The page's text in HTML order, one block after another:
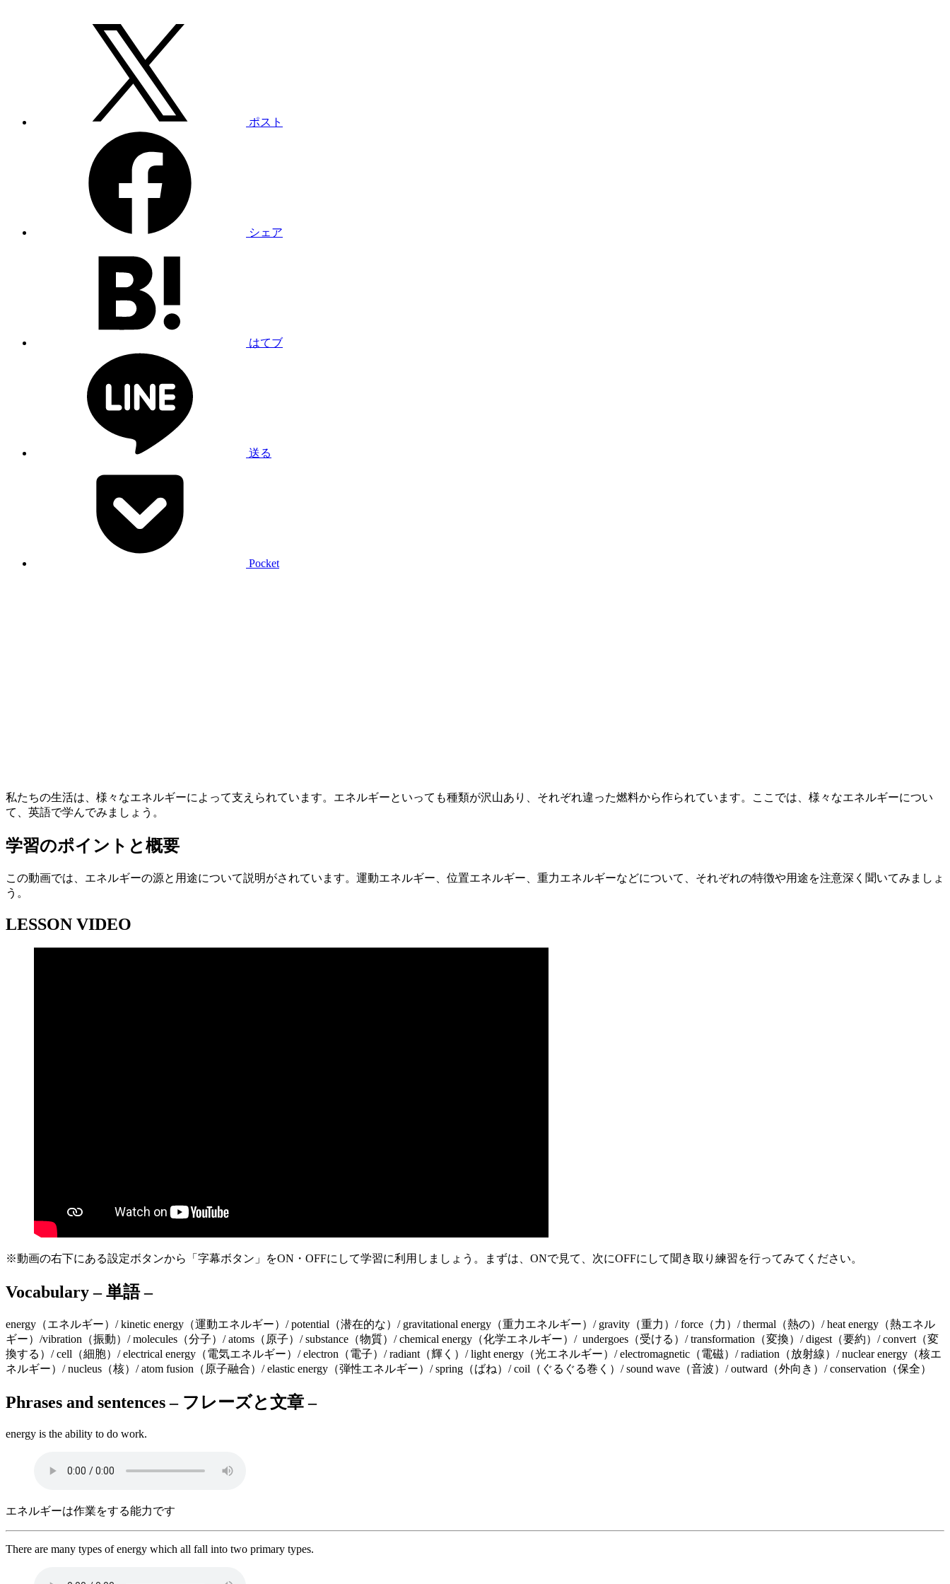
ポスト
シェア
はてブ
送る
Pocket
私たちの生活は、様々なエネルギーによって支えられています。エネルギーといっても種類が沢山あり、それぞれ違った燃料から作られています。ここでは、様々なエネルギーについ
て、英語で学んでみましょう。
学習のポイントと概要
この動画では、エネルギーの源と用途について説明がされています。運動エネルギー、位置エネルギー、重力エネルギーなどについて、それぞれの特徴や用途を注意深く聞いてみましょ
う。
LESSON VIDEO
※動画の右下にある設定ボタンから「字幕ボタン」をON・OFFにして学習に利用しましょう。まずは、ONで見て、次にOFFにして聞き取り練習を行ってみてください。
Vocabulary – 単語 –
energy（エネルギー）/ kinetic energy（運動エネルギー）/ potential（潜在的な）/ gravitational energy（重力エネルギー）/ gravity（重力）/ force（力）/ thermal（熱の）/ heat energy（熱エネル
ギー）/vibration（振動）/ molecules（分子）/ atoms（原子）/ substance（物質）/ chemical energy（化学エネルギー）/ undergoes（受ける）/ transformation（変換）/ digest（要約）/ convert（変
換する）/ cell（細胞）/ electrical energy（電気エネルギー）/ electron（電子）/ radiant（輝く）/ light energy（光エネルギー）/ electromagnetic（電磁）/ radiation（放射線）/ nuclear energy（核エ
ネルギー）/ nucleus（核）/ atom fusion（原子融合）/ elastic energy（弾性エネルギー）/ spring（ばね）/ coil（ぐるぐる巻く）/ sound wave（音波）/ outward（外向き）/ conservation（保全）
Phrases and sentences – フレーズと文章 –
energy is the ability to do work.
エネルギーは作業をする能力です
There are many types of energy which all fall into two primary types.